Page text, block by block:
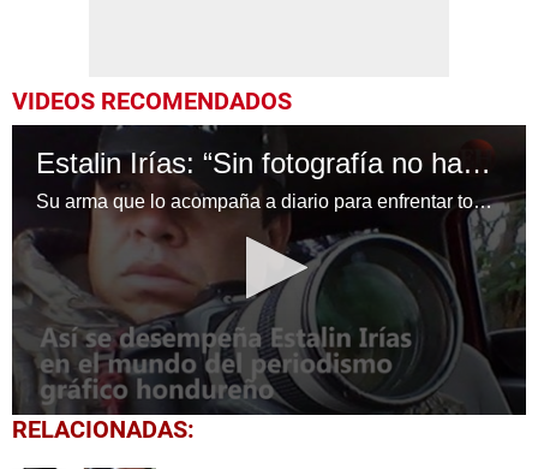
VIDEOS RECOMENDADOS
Estalin Irías: “Sin fotografía no hay noticia, no hay historias...”
Su arma que lo acompaña a diario para enfrentar todas sus batallas es la cámara fotográfica
0
seconds
RELACIONADAS: